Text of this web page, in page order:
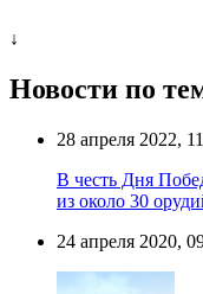
↓
Новости по
28 апреля 2022,
В честь Дня
из около 30
24 апреля 2020,